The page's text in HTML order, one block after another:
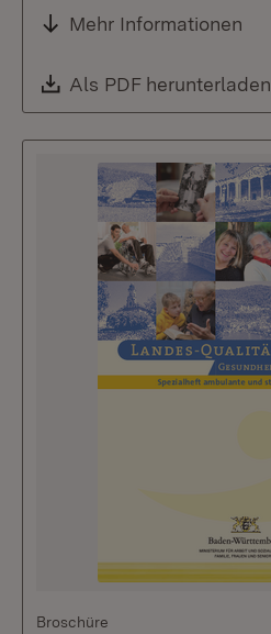
Mehr Informationen
Download:
Als PDF herunterladen
Broschüre